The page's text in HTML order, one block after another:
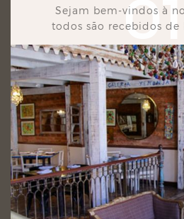
01
Sejam bem-vindos à
todos são recebidos de